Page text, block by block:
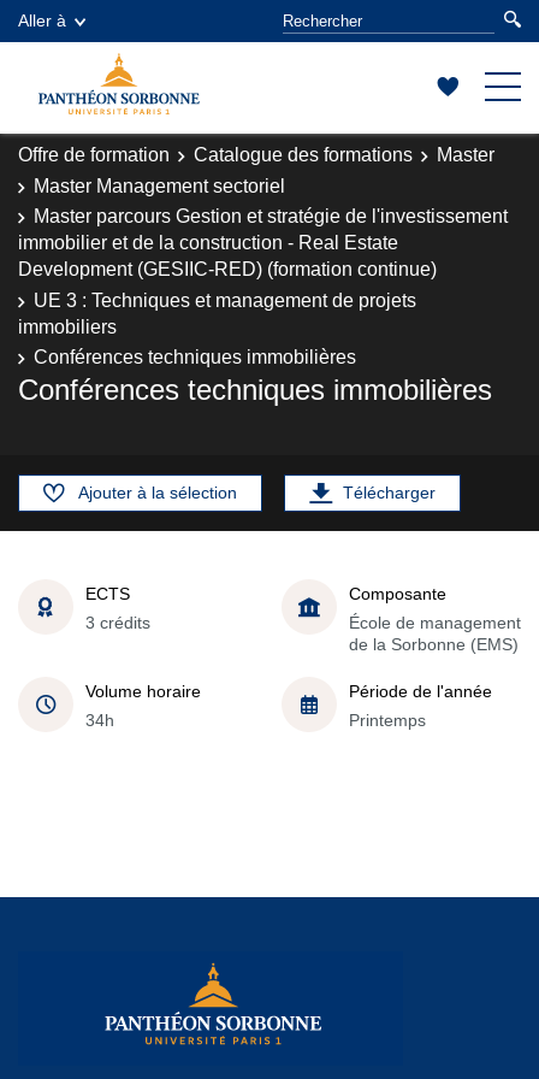
Aller à
Offre de formation Catalogue des formations
Master
Master Management sectoriel
Master parcours Gestion et stratégie de l'investissement
immobilier et de la construction - Real Estate
Development (GESIIC-RED) (formation continue)
UE 3 : Techniques et management de projets
immobiliers
Conférences techniques immobilières
Conférences techniques immobilières
Ajouter à la sélection Télécharger
ECTS
3 crédits
Composante
École de management
de la Sorbonne (EMS)
Volume horaire
34h
Période de l'année
Printemps